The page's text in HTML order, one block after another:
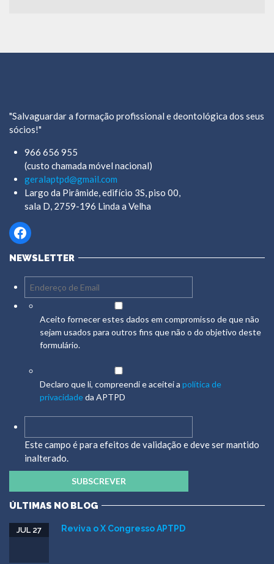
"Salvaguardar a formação profissional e deontológica dos seus
sócios!"
966 656 955
(custo chamada móvel nacional)
geralaptpd@gmail.com
Largo da Pirâmide, edifício 3S, piso 00,
sala D, 2759-196 Linda a Velha
Facebook
NEWSLETTER
Aceito fornecer estes dados em compromisso de que não
sejam usados para outros fins que não o do objetivo deste
formulário.
Declaro que li, compreendi e aceitei a política de
privacidadeda APTPD
Este campo é para efeitos de validação e deve ser mantido
inalterado.
ÚLTIMAS NO BLOG
Reviva o X Congresso APTPD
JUL 27